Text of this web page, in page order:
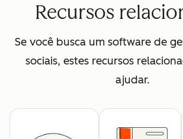
Recursos
Se você busca um software de
sociais, estes recursos
ajudar.